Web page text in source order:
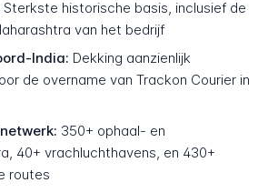
Sterkste historische basis, inclusief de
van het bedrijf
India: Dekking aanzienlijk
de overname van Trackon Courier in
350+ ophaal- en
40+ vrachluchthavens, en 430+
routes